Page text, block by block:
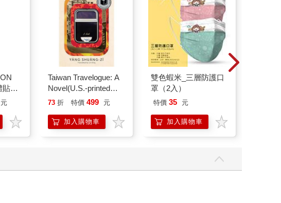
貼紙
飾
元
Taiwan Travelogue: A
Novel(U.S.-printed
edition)
73 折 特價 499 元
加入購物車
雙色蝦米_三層防護口
罩（2入）
特價 35 元
加入購物車